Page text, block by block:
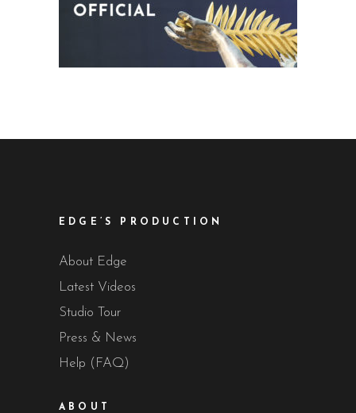
EDGE’S PRODUCTION
About Edge
Latest Videos
Studio Tour
Press & News
Help (FAQ)
ABOUT